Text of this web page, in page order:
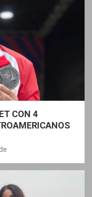
CON 4